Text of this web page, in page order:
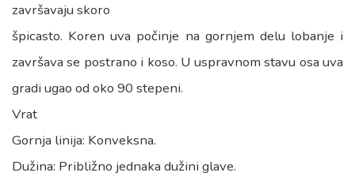
završavaju skoro
špicasto. Koren uva počinje na gornjem delu lobanje i
završava se postrano i koso. U uspravnom stavu osa uva
gradi ugao od oko 90 stepeni.
Vrat
Gornja linija: Konveksna.
Dužina: Približno jednaka dužini glave.